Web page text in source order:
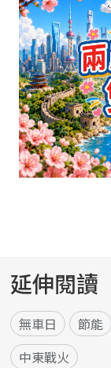
延伸閱讀
無車日 節能
中東戰火